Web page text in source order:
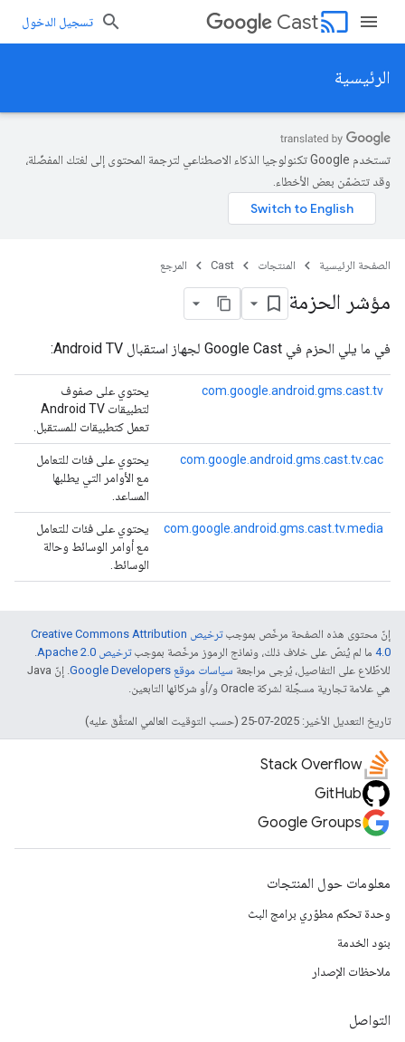
cast
Cast تسجيل الدخول
الرئيسية
تستخدم Google تكنولوجيا الذكاء الاصطناعي لترجمة المحتوى إلى لغتك المفضّلة،
وقد تتضمّن بعض الأخطاء.
الصفحة الرئيسية المنتجات Cast المرجع
مؤشر الحزمة
في ما يلي الحزم في Google Cast لجهاز استقبال Android TV:
com.google.android.gms.cast.tv
يحتوي على صفوف
لتطبيقات Android TV
تعمل كتطبيقات للمستقبل.
com.google.android.gms.cast.tv.cac
يحتوي على فئات للتعامل
مع الأوامر التي يطلبها
المساعد.
com.google.android.gms.cast.tv.media
يحتوي على فئات للتعامل
مع أوامر الوسائط وحالة
الوسائط.
إنّ محتوى هذه الصفحة مرخّص بموجب
ترخيص Creative Commons Attribution
4.0‏ ما لم يُنصّ على خلاف ذلك، ونماذج الرموز مرخّصة بموجبترخيص Apache 2.0‏
.
للاطّلاع على التفاصيل، يُرجى مراجعة سياسات موقع Google Developers‏
. إنّ Java
هي علامة تجارية مسجَّلة لشركة Oracle و/أو شركائها التابعين.
تاريخ التعديل الأخير: 2025-07-25 (حسب التوقيت العالمي المتفَّق عليه)
Stack Overflow
GitHub
Google Groups
معلومات حول المنتجات
وحدة تحكم مطوّري برامج البث
بنود الخدمة
ملاحظات الإصدار
التواصل